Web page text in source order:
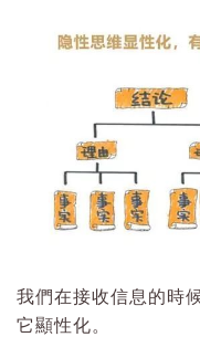
我們在接收信息的時
它顯性化。